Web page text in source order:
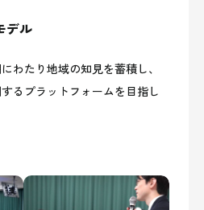
デル
わたり地域の知見を蓄積し、
るプラットフォームを目指し